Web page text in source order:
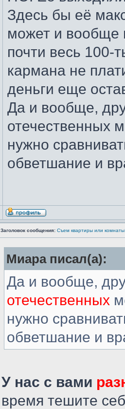
Здесь бы её
может и вообще
почти весь 100-
кармана не
деньги еще
Да и вообще,
отечественных
нужно
обветшание и
Заголовок сообщения: Съем квартиры или
Миара писал(а):
Да и вообще,
отечественных
нужно
обветшание и
У нас с вами
время тешите